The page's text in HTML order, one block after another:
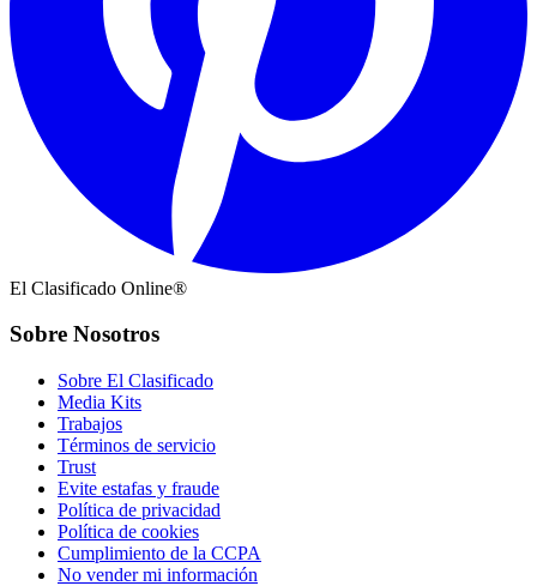
El Clasificado Online®
Sobre Nosotros
Sobre El Clasificado
Media Kits
Trabajos
Términos de servicio
Trust
Evite estafas y fraude
Política de privacidad
Política de cookies
Cumplimiento de la CCPA
No vender mi información